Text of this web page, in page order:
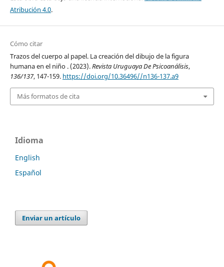
Atribución 4.0.
Cómo citar
Trazos del cuerpo al papel. La creación del dibujo de la figura
humana en el niño . (2023).Revista Uruguaya De Psicoanálisis,
136/137, 147-159. https://doi.org/10.36496//n136-137.a9
Más formatos de cita
Idioma
English
Español
Enviar un artículo